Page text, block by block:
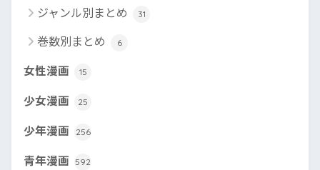
ジャンル別まとめ 31
巻数別まとめ 6
女性漫画 15
少女漫画 25
少年漫画 256
青年漫画 592